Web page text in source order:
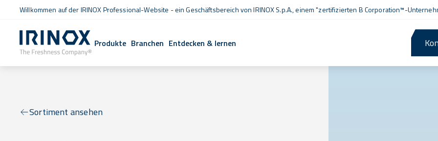
Willkommen auf der IRINOX Professional-Website - ein Geschäftsbereich von IRINOX S.p.A., einem"zertifizierten B Corporation™-
Produkte Branchen Entdecken & lernen
Sortiment ansehen